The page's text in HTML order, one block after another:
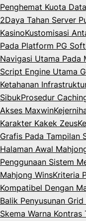
Penghemat Kuota
2Daya Tahan Server
KasinoKustomisasi
Pada Platform PG Soft
Navigasi Utama Pada
Script Engine Utama
Ketahanan
SibukProsedur
Akses Maxwin
Karakter Kakek Zeus
Grafis Pada Tampilan
Halaman Awal
Penggunaan Sistem
Mahjong WinsKriteria
Kompatibel Dengan
Balik Penyusunan
Skema Warna